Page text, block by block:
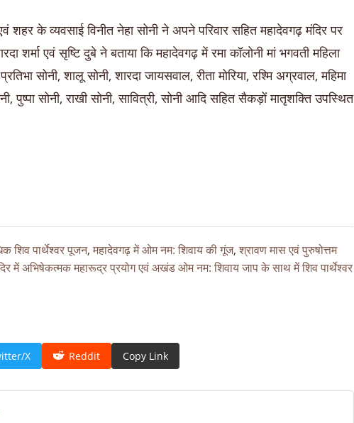
के व्यवसाई विनीत नेहा सोनी ने अपने परिवार सहित महादेवगढ़ मंदिर पर
शर्मा एवं सृष्टि दुबे ने बताया कि महादेवगढ़ में रमा कॉलोनी मां भगवती महिला
सोनी, शालू सोनी, शारदा जायसवाल, रीता मोरिया, रश्मि अग्रवाल, महिमा
पुष्पा सोनी, राखी सोनी, सावित्री, सोनी आदि सहित सैकड़ों मातृशक्ति उपस्थित
शिव पार्थेश्वर पूजन, महादेवगढ़ में ओम नम: शिवाय की गूंज, श्रावण मास एवं पुरुषोत्तम
में अभिषेकत्मक महारूद्र प्रयोग एवं अखंड ओम नम: शिवाय जाप के साथ में शिव पार्थेश्वर
X Reddit Copy Link